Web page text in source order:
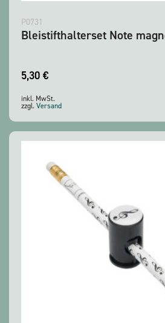
P0731
Bleistifthalterset Note
5,30 €
inkl. MwSt.
zzgl. Versand